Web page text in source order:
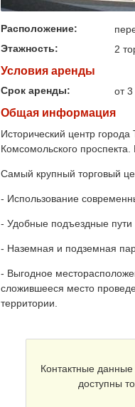
Расположение:
Этажность:
2
Условия аренды
Срок аренды: от 3
Общая информация
Исторический центр
Комсомольского
Самый крупный торговый
- Использование
- Удобные подъездные пути
- Наземная и подземная
- Выгодное
сложившееся место
территории.
Контактные
доступны